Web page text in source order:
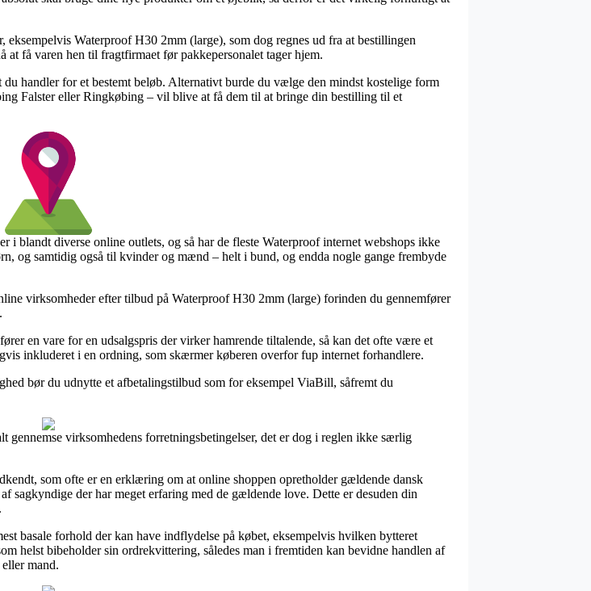
Waterproof H30 2mm (large), som dog regnes ud fra at bestillingen
at få varen hen til fragtfirmaet før pakkepersonalet tager hjem.
handler for et bestemt beløb. Alternativt burde du vælge den mindst kostelige form
Falster eller Ringkøbing – vil blive at få dem til at bringe din bestilling til et
i blandt diverse online outlets, og så har de fleste Waterproof internet webshops ikke
og samtidig også til kvinder og mænd – helt i bund, og endda nogle gange frembyde
virksomheder efter tilbud på Waterproof H30 2mm (large) forinden du gennemfører
en vare for en udsalgspris der virker hamrende tiltalende, så kan det ofte være et
inkluderet i en ordning, som skærmer køberen overfor fup internet forhandlere.
bør du udnytte et afbetalingstilbud som for eksempel ViaBill, såfremt du
virksomhedens forretningsbetingelser, det er dog i reglen ikke særlig
som ofte er en erklæring om at online shoppen opretholder gældende dansk
der har meget erfaring med de gældende love. Dette er desuden din
basale forhold der kan have indflydelse på købet, eksempelvis hvilken bytteret
helst bibeholder sin ordrekvittering, således man i fremtiden kan bevidne handlen af
mand.